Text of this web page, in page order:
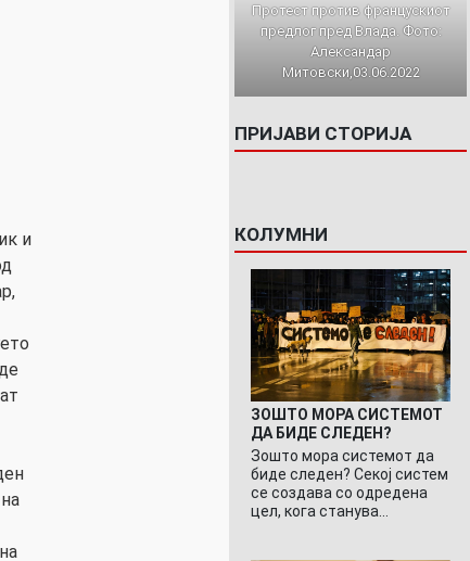
и
Протест против францускиот
предлог пред Влада. Фото:
Александар
Митовски,03.06.2022
ПРИЈАВИ СТОРИЈА
КОЛУМНИ
ЗОШТО МОРА СИСТЕМОТ
ДА БИДЕ СЛЕДЕН?
Зошто мора системот да
биде следен? Секој систем
се создава со одредена
цел, кога станува…